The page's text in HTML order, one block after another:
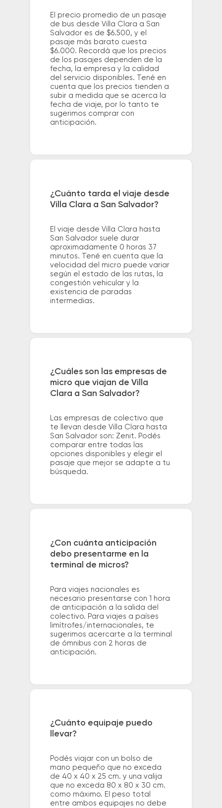
El precio promedio de un pasaje
de bus desde Villa Clara a San
Salvador es de $6.500, y el
pasaje más barato cuesta
$6.000. Recordá que los precios
de los pasajes dependen de la
fecha, la empresa y la calidad
del servicio disponibles. Tené en
cuenta que los precios tienden a
subir a medida que se acerca la
fecha de viaje, por lo tanto te
sugerimos comprar con
anticipación.
¿Cuánto tarda el viaje desde
Villa Clara a San Salvador?
El viaje desde Villa Clara hasta
San Salvador suele durar
aproximadamente 0 horas 37
minutos. Tené en cuenta que la
velocidad del micro puede variar
según el estado de las rutas, la
congestión vehicular y la
existencia de paradas
intermedias.
¿Cuáles son las empresas de
micro que viajan de Villa
Clara a San Salvador?
Las empresas de colectivo que
te llevan desde Villa Clara hasta
San Salvador son: Zenit. Podés
comparar entre todas las
opciones disponibles y elegir el
pasaje que mejor se adapte a tu
búsqueda.
¿Con cuánta anticipación
debo presentarme en la
terminal de micros?
Para viajes nacionales es
necesario presentarse con 1 hora
de anticipación a la salida del
colectivo. Para viajes a países
limítrofes/internacionales, te
sugerimos acercarte a la terminal
de ómnibus con 2 horas de
anticipación.
¿Cuánto equipaje puedo
llevar?
Podés viajar con un bolso de
mano pequeño que no exceda
de 40 x 40 x 25 cm. y una valija
que no exceda 80 x 80 x 30 cm.
como máximo. El peso total
entre ambos equipajes no debe